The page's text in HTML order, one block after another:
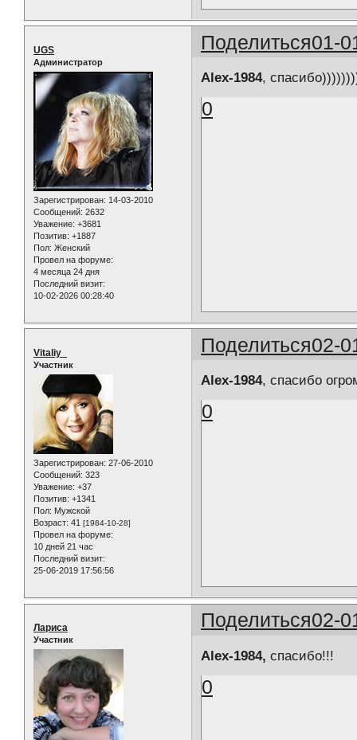
Поделиться01-
UGS
Администратор
Зарегистрирован: 14-03-2010
Сообщений: 2632
Уважение: +3681
Позитив: +1887
Пол: Женский
Провел на форуме:
4 месяца 24 дня
Последний визит:
10-02-2026 00:28:40
Alex-1984,
0
Поделиться02-
Vitaliy_
Участник
Зарегистрирован: 27-06-2010
Сообщений: 323
Уважение: +37
Позитив: +1341
Пол: Мужской
Возраст: 41 [1984-10-28]
Провел на форуме:
10 дней 21 час
Последний визит:
25-06-2019 17:56:56
Alex-1984, спасибо
0
Поделиться02-
Лариса
Участник
Alex-1984, спасибо!!!
0